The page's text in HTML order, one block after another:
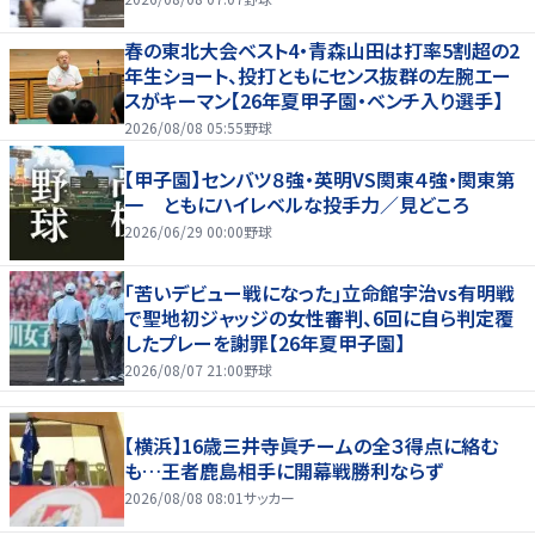
春の東北大会ベスト4・青森山田は打率5割超の2
年生ショート、投打ともにセンス抜群の左腕エー
スがキーマン【26年夏甲子園・ベンチ入り選手】
2026/08/08 05:55野球
【甲子園】センバツ８強・英明VS関東４強・関東第
一 ともにハイレベルな投手力／見どころ
2026/06/29 00:00野球
｢苦いデビュー戦になった｣立命館宇治vs有明戦
で聖地初ジャッジの女性審判、6回に自ら判定覆
したプレーを謝罪【26年夏甲子園】
2026/08/07 21:00野球
【横浜】16歳三井寺眞チームの全３得点に絡む
も…王者鹿島相手に開幕戦勝利ならず
2026/08/08 08:01サッカー